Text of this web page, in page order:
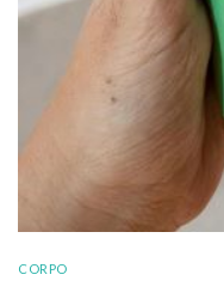
CORPO